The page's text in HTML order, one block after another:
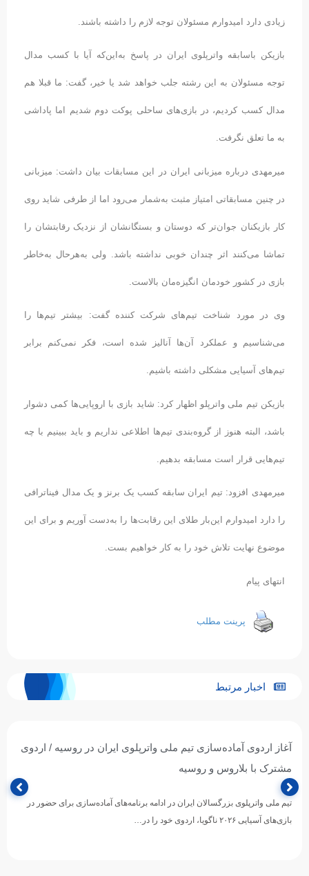
زیادی دارد امیدوارم مسئولان توجه لازم را داشته باشند.
بازیکن باسابقه واترپلوی ایران در پاسخ به‌این‌که آیا با کسب مدال
توجه مسئولان به این رشته جلب خواهد شد یا خیر، گفت: ما قبلا هم
مدال کسب کردیم، در بازی‌های ساحلی پوکت دوم شدیم اما پاداشی
به ما تعلق نگرفت.
میرمهدی درباره میزبانی ایران در این مسابقات بیان داشت: میزبانی
در چنین مسابقاتی امتیاز مثبت به‌شمار می‌رود اما از طرفی شاید روی
کار بازیکنان جوان‌تر که دوستان و بستگانشان از نزدیک رقابتشان را
تماشا می‌کنند اثر چندان خوبی نداشته باشد. ولی به‌هرحال به‌خاطر
بازی در کشور خودمان انگیزه‌مان بالاست.
وی در مورد شناخت تیم‌های شرکت کننده گفت: بیشتر تیم‌ها را
می‌شناسیم و عملکرد آن‌ها آنالیز شده است، فکر نمی‌کنم برابر
تیم‌های آسیایی مشکلی داشته باشیم.
بازیکن تیم ملی واترپلو اظهار کرد: شاید بازی با اروپایی‌ها کمی دشوار
باشد، البته هنوز از گروه‌بندی تیم‌ها اطلاعی نداریم و باید ببینیم با چه
تیم‌هایی قرار است مسابقه بدهیم.
میرمهدی افزود: تیم ایران سابقه کسب یک برنز و یک مدال فیناترافی
را دارد امیدوارم این‌بار طلای این رقابت‌ها را به‌دست آوریم و برای این
موضوع نهایت تلاش خود را به کار خواهیم بست.
انتهای پیام
پرینت مطلب
اخبار مرتبط
آغاز اردوی آماده‌سازی تیم ملی واترپلوی ایران در روسیه / اردوی
مشترک با بلاروس و روسیه
تیم ملی واترپلوی بزرگسالان ایران در ادامه برنامه‌های آماده‌سازی برای حضور در
بازی‌های آسیایی ۲۰۲۶ ناگویا، اردوی خود را در…